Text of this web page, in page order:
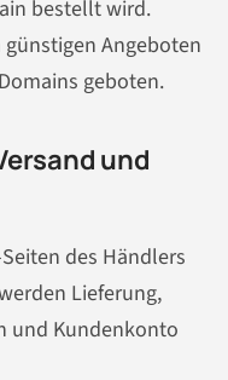
bestellt wird.
Angeboten
geboten.
und
des Händlers
Lieferung,
und Kundenkonto